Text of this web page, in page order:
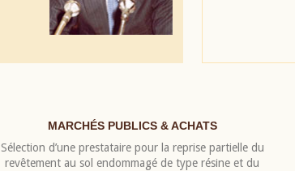
MARCHÉS PUBLICS & ACHATS
Sélection d’une prestataire pour la reprise partielle du
revêtement au sol endommagé de type résine et du